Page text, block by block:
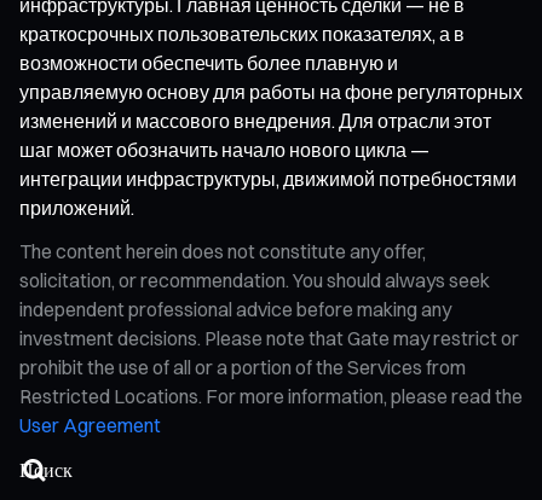
краткосрочных пользовательских показателях, а в
возможности обеспечить более плавную и
управляемую основу для работы на фоне регуляторных
изменений и массового внедрения. Для отрасли этот
шаг может обозначить начало нового цикла —
интеграции инфраструктуры, движимой потребностями
приложений.
The content herein does not constitute any offer,
solicitation, or recommendation. You should always seek
independent professional advice before making any
investment decisions. Please note that Gate may restrict or
prohibit the use of all or a portion of the Services from
Restricted Locations. For more information, please read the
User Agreement